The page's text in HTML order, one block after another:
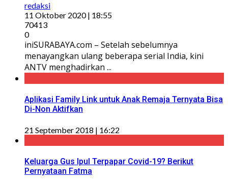
redaksi
11 Oktober 2020 | 18:55
70413
0
iniSURABAYA.com – Setelah sebelumnya
menayangkan ulang beberapa serial India, kini
ANTV menghadirkan ...
Aplikasi Family Link untuk Anak Remaja Ternyata Bisa
Di-Non Aktifkan
21 September 2018 | 16:22
Keluarga Gus Ipul Terpapar Covid-19? Berikut
Pernyataan Fatma